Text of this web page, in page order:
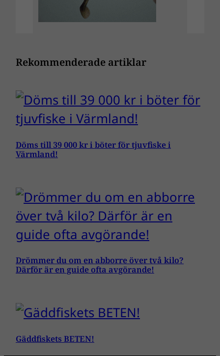
Rekommenderade artiklar
Döms till 39 000 kr i böter för tjuvfiske i
Värmland!
Drömmer du om en abborre över två kilo?
Därför är en guide ofta avgörande!
Gäddfiskets BETEN!